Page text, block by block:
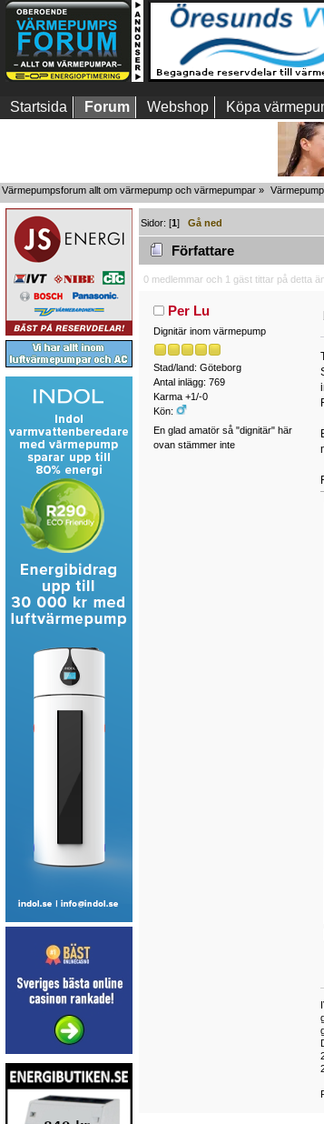
Startsida Forum Webshop Köpa
Värmepumpsforum allt om värmepump och värmepumpar »
Sidor: [1]Gå ned
Författare
0 medlemmar och 1 gäst tittar på detta
Per Lu
Dignitär inom värmepump
Stad/land: Göteborg
Antal inlägg: 769
Karma +1/-0
Kön:
En glad amatör så "dignitär" här
ovan stämmer inte